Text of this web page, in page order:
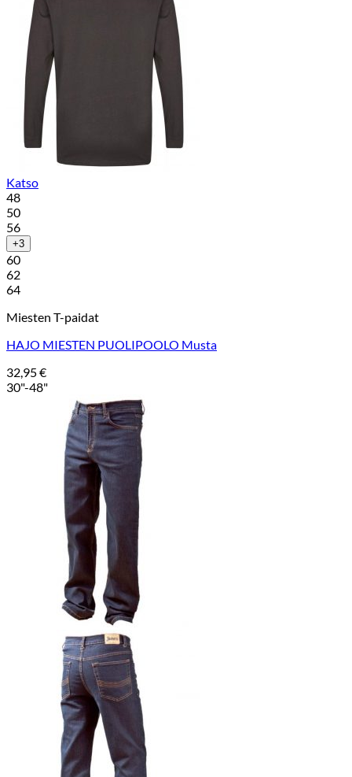
Katso
48
50
56
+3
60
62
64
Miesten T-paidat
HAJO MIESTEN PUOLIPOOLO Musta
32,95€
30"-48"